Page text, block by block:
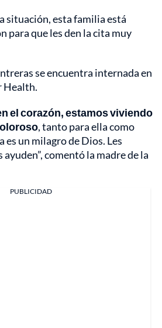
situación, esta familia está
para que les den la cita muy
se encuentra internada en
Health.
el corazón, estamos viviendo
, tanto para ella como
un milagro de Dios. Les
comentó la madre de la
PUBLICIDAD